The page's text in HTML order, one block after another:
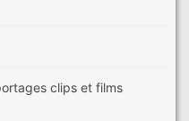
clips et films